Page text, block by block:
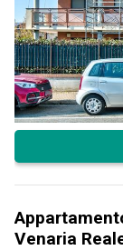
Venaria